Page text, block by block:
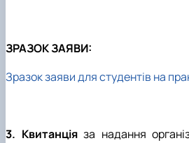
ЗРАЗОК ЗАЯВИ:
Зразок заяви для студентів на
3. Квитанція за надання